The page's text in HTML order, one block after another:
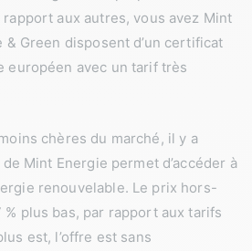
aux autres, vous avez Mint
& Green disposent d’un certificat
européen avec un tarif très
chères du marché, il y a
Mint Energie permet d’accéder à
renouvelable. Le prix hors-
% plus bas, par rapport aux tarifs
est, l’offre est sans